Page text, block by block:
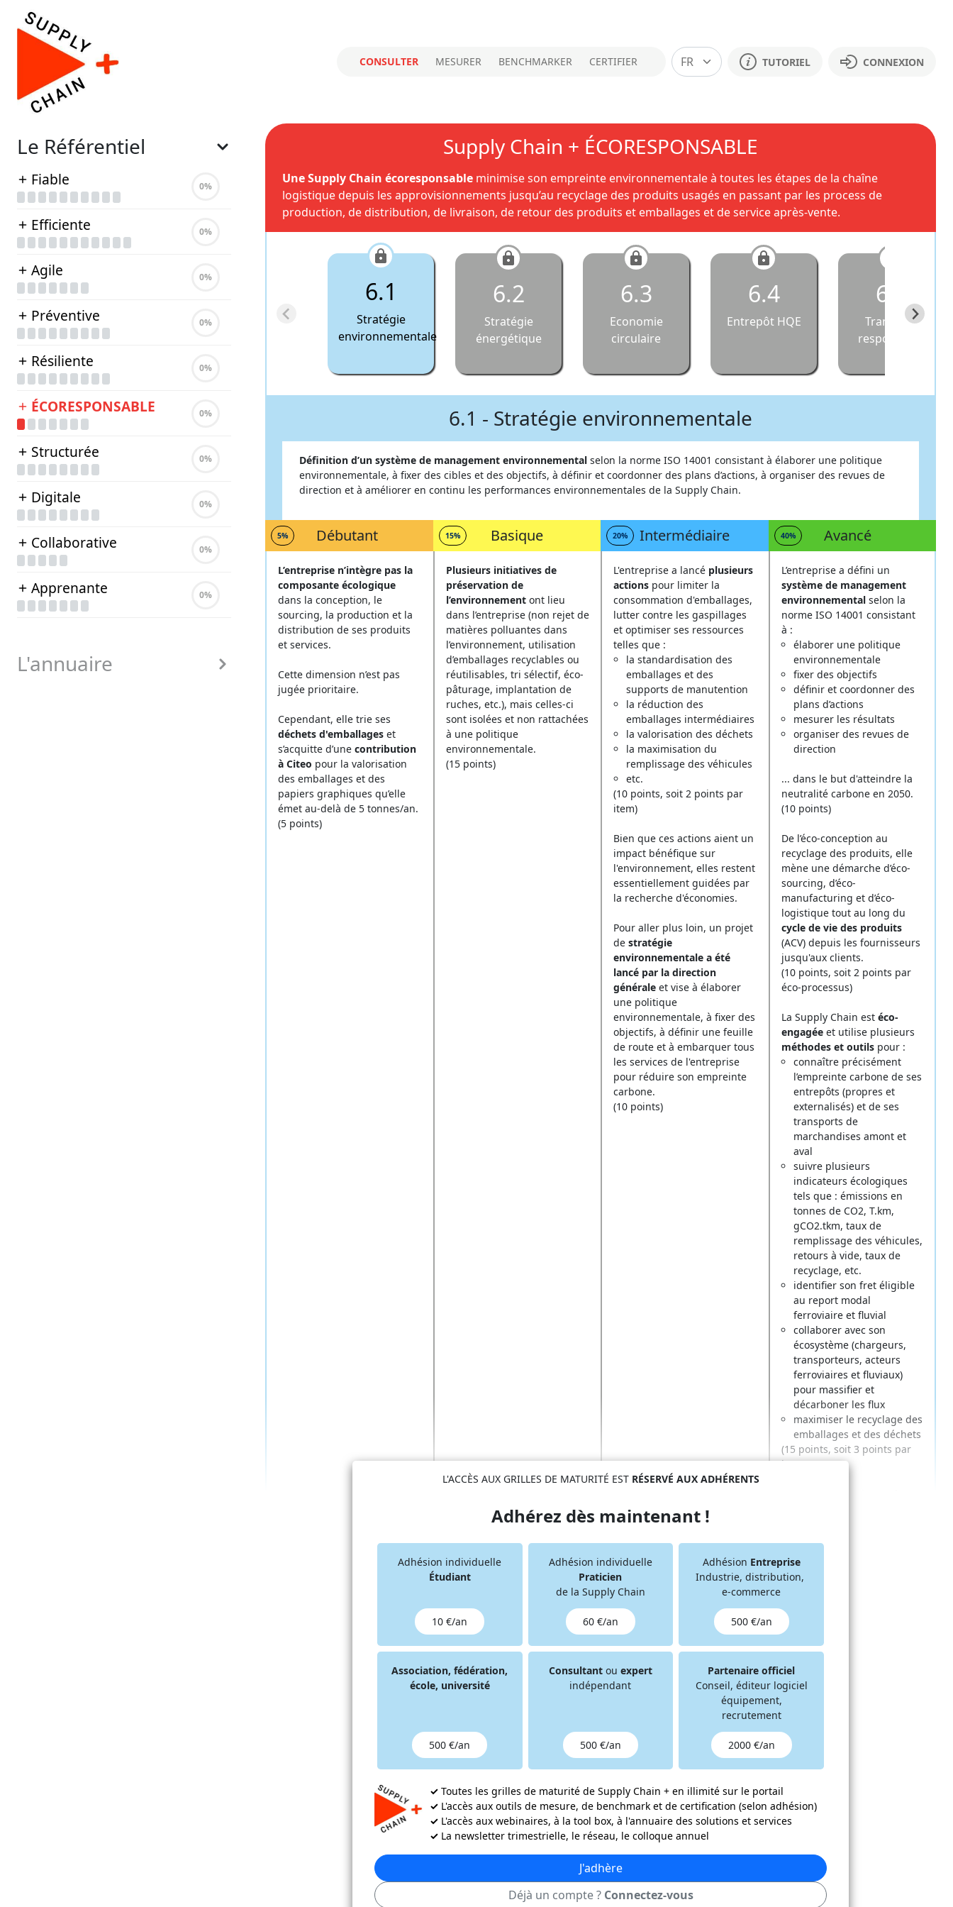
CONSULTER MESURER BENCHMARKER CERTIFIER TUTORIEL CONNEXION
Le Référentiel
Fiable 0%
Efficiente 0%
Agile 0%
Préventive 0%
Résiliente 0%
ÉCORESPONSABLE 0%
Structurée 0%
Digitale 0%
Collaborative 0%
Apprenante 0%
L'annuaire
Supply Chain + ÉCORESPONSABLE
Une Supply Chain écoresponsable minimise son empreinte environnementale à toutes les étapes de la chaîne
logistique depuis les approvisionnements jusqu’au recyclage des produits usagés en passant par les process de
production, de distribution, de livraison, de retour des produits et emballages et de service après-vente.
6.1
Stratégie
environnementale
6.2
Stratégie
énergétique
6.3
Economie
circulaire
6.4
Entrepôt HQE
6.5
Transport
responsable
6.1 - Stratégie environnementale
Définition d’un système de management environnemental selon la norme ISO 14001 consistant à élaborer une politique
environnementale, à fixer des cibles et des objectifs, à définir et coordonner des plans d’actions, à organiser des revues de
direction et à améliorer en continu les performances environnementales de la Supply Chain.
5% Débutant
L’entreprise n’intègre pas la
composante écologique
dans la conception, le
sourcing, la production et la
distribution de ses produits
et services.
Cette dimension n’est pas
jugée prioritaire.
Cependant, elle trie ses
déchets d'emballages et
s’acquitte d’une contribution
à Citeo pour la valorisation
des emballages et des
papiers graphiques qu’elle
émet au-delà de 5 tonnes/an.
(5 points)
15% Basique
Plusieurs initiatives de
préservation de
l’environnementont lieu
dans l’entreprise (non rejet de
matières polluantes dans
l’environnement, utilisation
d’emballages recyclables ou
réutilisables, tri sélectif, éco-
pâturage, implantation de
ruches, etc.), mais celles-ci
sont isolées et non rattachées
à une politique
environnementale.
(15 points)
20% Intermédiaire
L'entreprise a lancé plusieurs
actions pour limiter la
consommation d'emballages,
lutter contre les gaspillages
et optimiser ses ressources
telles que :
la standardisation des
emballages et des
supports de manutention
la réduction des
emballages intermédiaires
la valorisation des déchets
la maximisation du
remplissage des véhicules
etc.
(10 points, soit 2 points par
item)
Bien que ces actions aient un
impact bénéfique sur
l'environnement, elles restent
essentiellement guidées par
la recherche d'économies.
Pour aller plus loin, un projet
de stratégie
environnementale a été
lancé par la direction
générale et vise à élaborer
une politique
environnementale, à fixer des
objectifs, à définir une feuille
de route et à embarquer tous
les services de l'entreprise
pour réduire son empreinte
carbone.
(10 points)
40% Avancé
L’entreprise a défini un
système de management
environnemental selon la
norme ISO 14001 consistant
à :
élaborer une politique
environnementale
fixer des objectifs
définir et coordonner des
plans d’actions
mesurer les résultats
organiser des revues de
direction
... dans le but d'atteindre la
neutralité carbone en 2050.
(10 points)
De l’éco-conception au
recyclage des produits, elle
mène une démarche d’éco-
sourcing, d’éco-
manufacturing et d’éco-
logistique tout au long du
cycle de vie des produits
(ACV) depuis les fournisseurs
jusqu'aux clients.
(10 points, soit 2 points par
éco-processus)
La Supply Chain est éco-
engagéeet utilise plusieurs
méthodes et outilspour :
connaître précisément
l’empreinte carbone de ses
entrepôts (propres et
externalisés) et de ses
transports de
marchandises amont et
aval
suivre plusieurs
indicateurs écologiques
tels que : émissions en
tonnes de CO2, T.km,
gCO2.tkm, taux de
remplissage des véhicules,
retours à vide, taux de
recyclage, etc.
identifier son fret éligible
au report modal
ferroviaire et fluvial
collaborer avec son
écosystème (chargeurs,
transporteurs, acteurs
ferroviaires et fluviaux)
pour massifier et
décarboner les flux
maximiser le recyclage des
emballages et des déchets
(15 points, soit 3 points par
item)
et les chaînes logistiques
entre plusieurs entreprises.
© 2026 Supply Chain + Tous droits réservés Version 2025
L'ACCÈS AUX GRILLES DE MATURITÉ EST RÉSERVÉ AUX ADHÉRENTS
Adhérez dès maintenant !
Adhésion individuelle
Étudiant
10 €/an
Adhésion individuelle
Praticien
de la Supply Chain
60 €/an
Adhésion Entreprise
Industrie, distribution,
e-commerce
500 €/an
Association, fédération,
école, université
500 €/an
Consultantou expert
indépendant
500 €/an
Partenaire officiel
Conseil, éditeur logiciel
équipement,
recrutement
2000 €/an
✓ Toutes les grilles de maturité de Supply Chain + en illimité sur le portail
✓ L'accès aux outils de mesure, de benchmark et de certification (selon adhésion)
✓ L'accès aux webinaires, à la tool box, à l'annuaire des solutions et services
✓ La newsletter trimestrielle, le réseau, le colloque annuel
J'adhère
Déjà un compte ? Connectez-vous